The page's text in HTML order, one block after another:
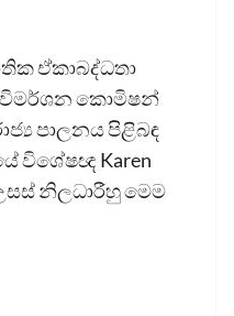
ඒකාබද්ධතා
විමර්ශන කොමිෂන්
පාලනය පිළිබඳ
විශේෂඥ Karen
නිලධාරීහු මෙම